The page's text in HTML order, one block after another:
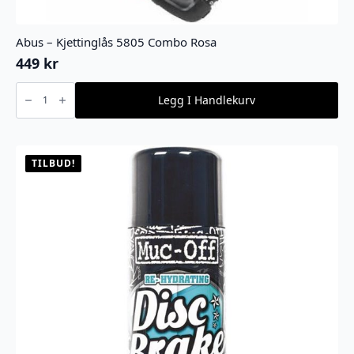
Abus – Kjettinglås 5805 Combo Rosa
449 kr
Abus
Kjettinglås
5805
Legg I Handlekurv
TILBUD!